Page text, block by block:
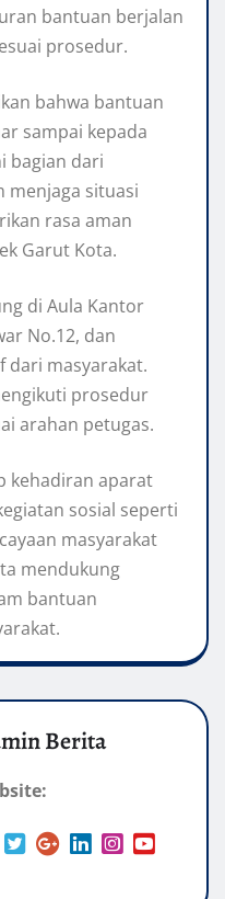
bantuan berjalan
prosedur.
bahwa bantuan
sampai kepada
bagian dari
menjaga situasi
rasa aman
Garut Kota.
di Aula Kantor
No.12, dan
dari masyarakat.
prosedur
arahan petugas.
kehadiran aparat
sosial seperti
masyarakat
mendukung
bantuan
Berita